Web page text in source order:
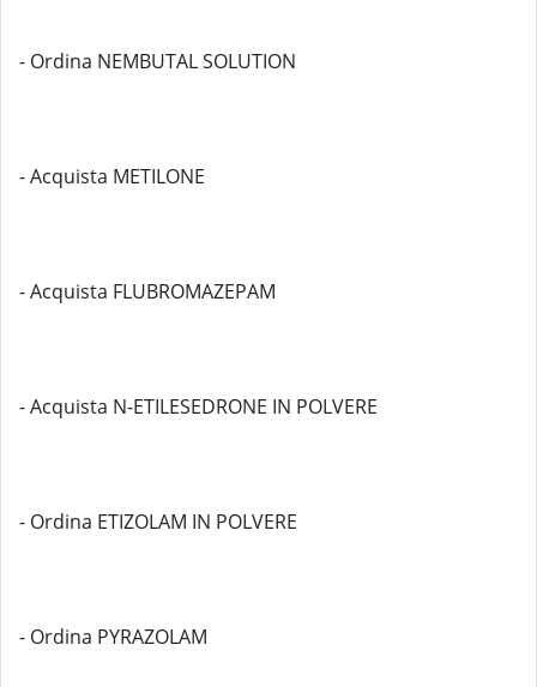
- Ordina NEMBUTAL SOLUTION
- Acquista METILONE
- Acquista FLUBROMAZEPAM
- Acquista N-ETILESEDRONE IN POLVERE
- Ordina ETIZOLAM IN POLVERE
- Ordina PYRAZOLAM